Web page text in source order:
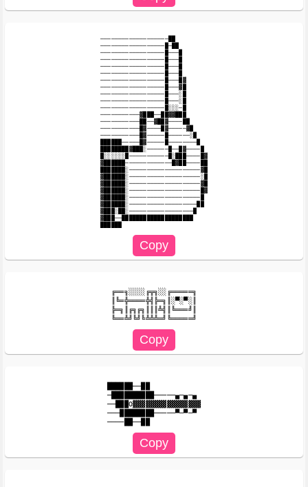
───────────────────██
──────────────────█─██
──────────────────█───█
──────────────────█───█
──────────────────█───█
──────────────────█───█
──────────────────█───█▓
──────────────────█───▓█
──────────────────█───░█
──────────────────█───░█
──────────────────█░░░─█
───────────▓███──██▓▓███
───────────██──▓██▓────██
───────────█▓────█▓─────▓█
───────────█▓─────█──────░█
██████─────█▓─────█────────█
████████▓███░──────█──█▓────█
█░░░░░░█───────────█░███────█▓
▓██████─────────────█▓██────██
███████░────────────────────▓█
▓██████░────────────────────░█
▓██████░────────────────────▓█
▓██████░────────────────────█▓
▓██████░────────────────────█
▓██████░───────────────────██
▓███░██░──────────────────█
▓███──████████████████████
╔══╗░░░░╔╦╗░░╔═════╗
║╚═╬════╬╣╠═╗║░▀░▀░║
╠═╗║╔╗╔╗║║║╩╣║╚═══╝║
██████──██
─██████████─────▄─▄─▄
──███O▓▓▓▓▓▓▓▓▓▓▓▓▓▓▓▓
───████████─────▀─▀─▀